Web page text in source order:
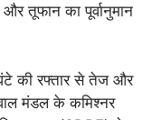
तूफान का पूर्वानुमान
की रफ्तार से तेज और
मंडल के कमिश्नर